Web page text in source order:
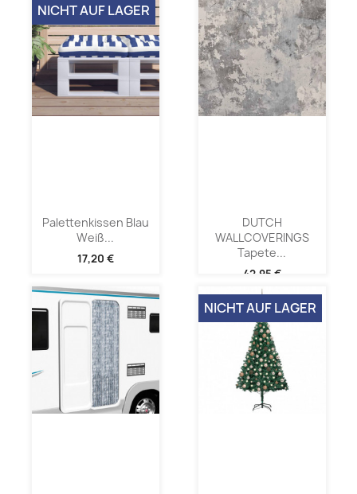
Palettenkissen Blau
Weiß...
17,20 €
NICHT AUF LAGER
DUTCH
WALLCOVERINGS
Tapete...
42,95 €
NICHT AUF LAGER